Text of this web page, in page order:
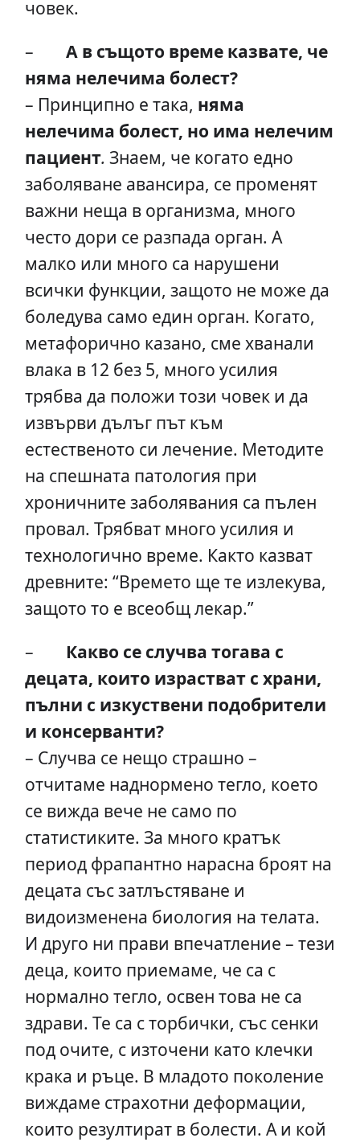
човек.
– А в същото време казвате, че
няма нелечима болест?
– Принципно е така, няма
нелечима болест, но има нелечим
пациент. Знаем, че когато едно
заболяване авансира, се променят
важни неща в организма, много
често дори се разпада орган. А
малко или много са нарушени
всички функции, защото не може да
боледува само един орган. Когато,
метафорично казано, сме хванали
влака в 12 без 5, много усилия
трябва да положи този човек и да
извърви дълъг път към
естественото си лечение. Методите
на спешната патология при
хроничните заболявания са пълен
провал. Трябват много усилия и
технологично време. Както казват
древните: “Времето ще те излекува,
защото то е всеобщ лекар.”
– Какво се случва тогава с
децата, които израстват с храни,
пълни с изкуствени подобрители
и консерванти?
– Случва се нещо страшно –
отчитаме наднормено тегло, което
се вижда вече не само по
статистиките. За много кратък
период фрапантно нарасна броят на
децата със затлъстяване и
видоизменена биология на телата.
И друго ни прави впечатление – тези
деца, които приемаме, че са с
нормално тегло, освен това не са
здрави. Те са с торбички, със сенки
под очите, с източени като клечки
крака и ръце. В младото поколение
виждаме страхотни деформации,
които резултират в болести. А и кой